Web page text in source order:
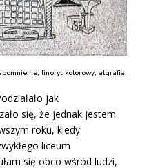
linoryt kolorowy, algrafia,
jak
się, że jednak jestem
roku, kiedy
liceum
się obco wśród ludzi,